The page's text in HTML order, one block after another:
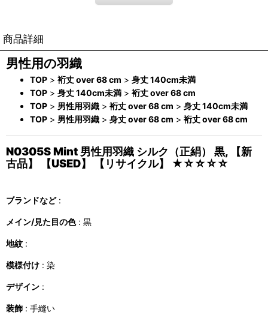
商品詳細
男性用の羽織
TOP > 裄丈 over 68 cm > 身丈 140cm未満
TOP > 身丈 140cm未満 > 裄丈 over 68 cm
TOP > 男性用羽織 > 裄丈 over 68 cm > 身丈 140cm未満
TOP > 男性用羽織 > 身丈 over 68 cm > 裄丈 over 68 cm
N0305S Mint 男性用羽織 シルク（正絹） 黒, 【新
古品】 【USED】 【リサイクル】 ★☆☆☆☆
ブランドなど:
メイン/見た目の色: 黒
地紋 :
模様付け : 染
デザイン :
装飾 : 手縫い